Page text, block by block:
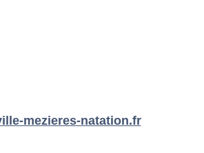
mezieres-natation.fr